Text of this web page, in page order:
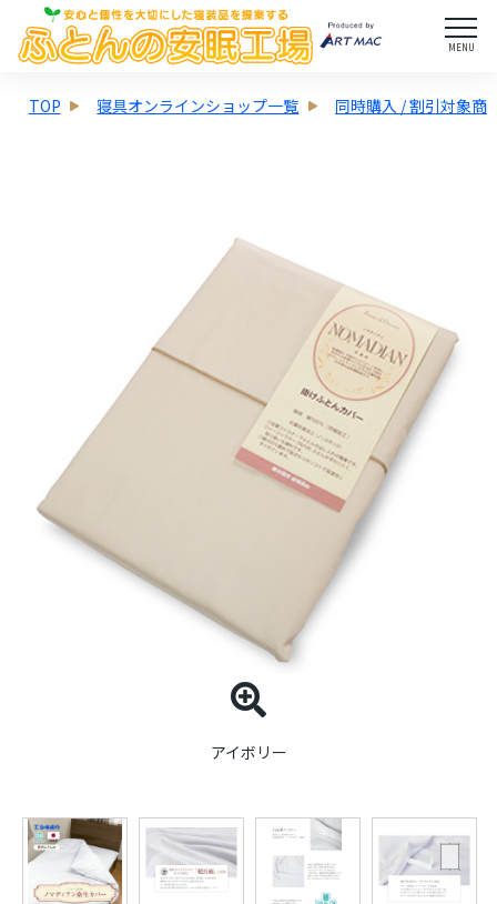
MENU
TOP 寝具オンラインショップ一覧 同時購入 / 割引対象商
アイボリー